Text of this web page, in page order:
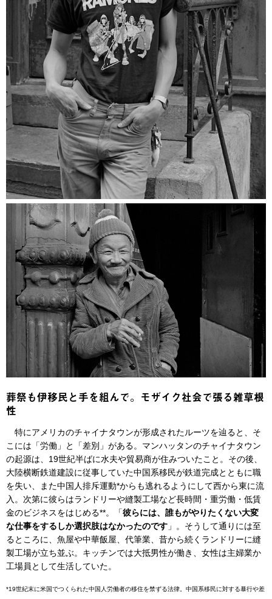
葬祭も伊移民と手を組んで。モザイク社会で張る雑草根
性
特にアメリカのチャイナタウンが形成されたルーツを辿ると、そ
こには「労働」と「差別」がある。マンハッタンのチャイナタウン
の起源は、19世紀半ばに水夫や貿易商が住みついたこと。その後、
大陸横断鉄道建設に従事していた中国系移民が鉄道完成とともに職
を失い、また中国人排斥運動*からも逃れるようにして西から東に流
入。次第に彼らはランドリーや縫製工場など長時間・重労働・低賃
金のビジネスをはじめる**。「彼らには、誰もがやりたくない大変
な仕事をするしか選択肢はなかったのです 」。そうして通りには至
るところに、魚屋や中華飯屋、代筆業、昔から続くランドリーに縫
製工場が立ち並ぶ。キッチンでは大抵男性が働き、女性は主婦業か
工場員として生活していた。
*19世紀末に米国でつくられた中国人労働者の移住を禁ずる法律。中国系移民に対する暴行や差